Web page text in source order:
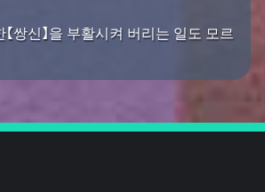
쌍신】을 부활시켜 버리는 일도 모르